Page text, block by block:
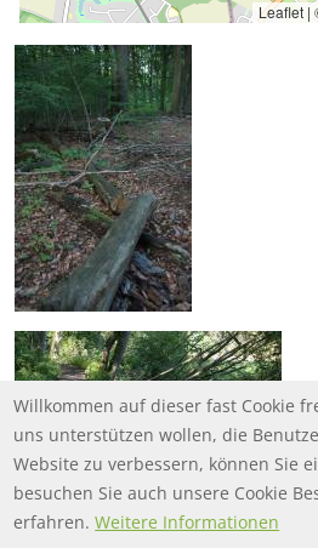
Leaflet |
Willkommen auf dieser fast Cookie
uns unterstützen wollen, die
Website zu verbessern, können Sie
besuchen Sie auch unsere Cookie
erfahren. Weitere Informationen